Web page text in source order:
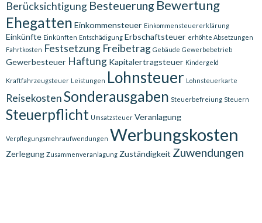
Berücksichtigung Besteuerung Bewertung
Ehegatten Einkommensteuer Einkommensteuererklärung
Einkünfte Einkünften Entschädigung Erbschaftsteuer erhöhte Absetzungen
Fahrtkosten Festsetzung Freibetrag Gebäude Gewerbebetrieb
Gewerbesteuer Haftung Kapitalertragsteuer Kindergeld
Kraftfahrzeugsteuer Leistungen Lohnsteuer Lohnsteuerkarte
ReisekostenSonderausgaben Steuerbefreiung Steuern
Steuerpflicht Umsatzsteuer Veranlagung
Verpflegungsmehraufwendungen Werbungskosten
Zerlegung Zusammenveranlagung Zuständigkeit Zuwendungen